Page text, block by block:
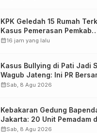
KPK Geledah 15 Rumah
Kasus Pemerasan Pemkab
Pemalang, Sita Dokumen
calendar_month16 jam yang lalu
Kasus Bullying di Pati Jadi
Wagub Jateng: Ini PR
calendar_monthSab, 8 Agu 2026
Kebakaran Gedung
Jakarta: 20 Unit Pemadam
Bronto Skylift Dikerahkan,
calendar_monthSab, 8 Agu 2026